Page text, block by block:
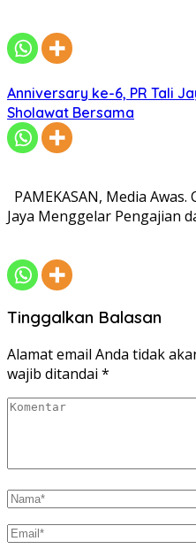
Anniversary ke-6, PR Tali
Sholawat Bersama
PAMEKASAN, Media
Jaya Menggelar Pengajian
Tinggalkan Balasan
Alamat email Anda tidak
wajib ditandai *